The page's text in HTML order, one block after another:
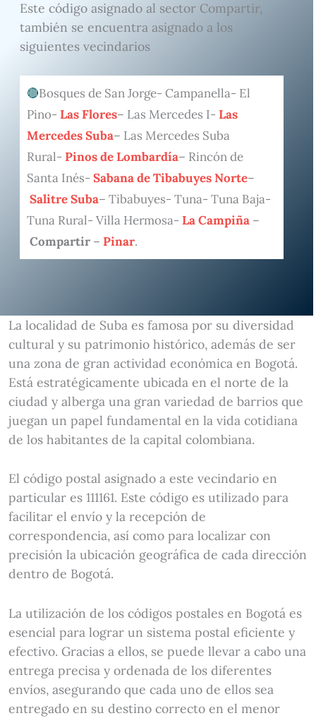
Este código asignado al sector Compartir,
también se encuentra asignado a los
siguientes vecindarios
Bosques de San Jorge- Campanella- El
Pino- Las Flores– Las Mercedes I- Las
Mercedes Suba– Las Mercedes Suba
Rural- Pinos de Lombardía– Rincón de
Santa Inés- Sabana de Tibabuyes Norte–
Salitre Suba– Tibabuyes- Tuna- Tuna Baja-
Tuna Rural- Villa Hermosa- La Campiña–
Compartir– Pinar.
La localidad de Suba es famosa por su diversidad
cultural y su patrimonio histórico, además de ser
una zona de gran actividad económica en Bogotá.
Está estratégicamente ubicada en el norte de la
ciudad y alberga una gran variedad de barrios que
juegan un papel fundamental en la vida cotidiana
de los habitantes de la capital colombiana.
El código postal asignado a este vecindario en
particular es 111161. Este código es utilizado para
facilitar el envío y la recepción de
correspondencia, así como para localizar con
precisión la ubicación geográfica de cada dirección
dentro de Bogotá.
La utilización de los códigos postales en Bogotá es
esencial para lograr un sistema postal eficiente y
efectivo. Gracias a ellos, se puede llevar a cabo una
entrega precisa y ordenada de los diferentes
envíos, asegurando que cada uno de ellos sea
entregado en su destino correcto en el menor